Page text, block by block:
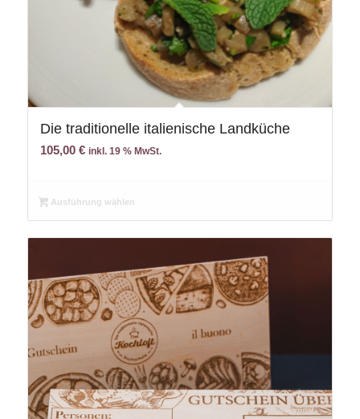
Die traditionelle italienische Landküche
105,00 € inkl. 19 % MwSt.
Ausführung wählen